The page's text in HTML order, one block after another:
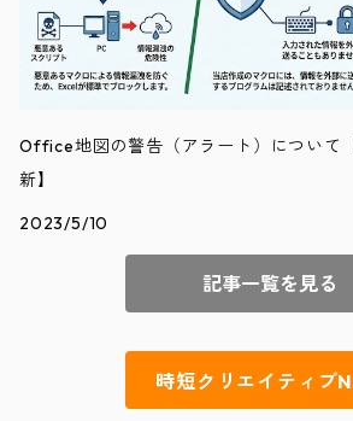
Office地図の警告（アラート）について
新】
2023/5/10
記事一覧を見る
時短クリエイティブ